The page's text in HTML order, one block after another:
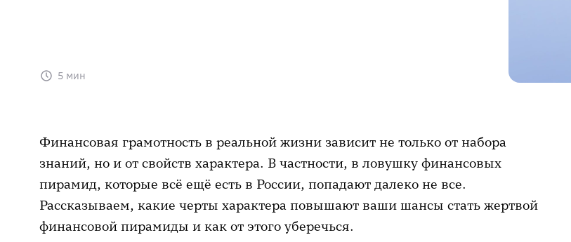
5 мин
Финансовая грамотность в реальной жизни зависит не только от набора
знаний, но и от свойств характера. В частности, в ловушку финансовых
пирамид, которые всё ещё есть в России, попадают далеко не все.
Рассказываем, какие черты характера повышают ваши шансы стать жертвой
финансовой пирамиды и как от этого уберечься.